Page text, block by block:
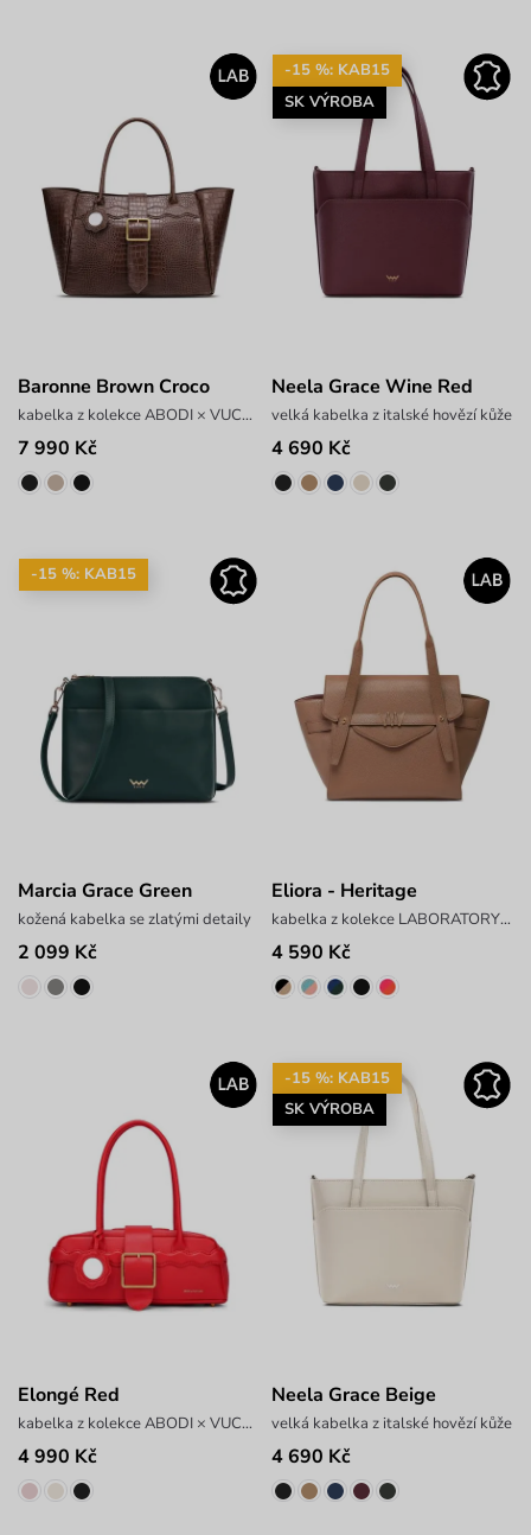
Baronne Brown Croco
kabelka z kolekce ABODI × VUCH LAB
7 990 Kč
-15 %: KAB15
SK VÝROBA
Neela Grace Wine Red
velká kabelka z italské hovězí kůže
4 690 Kč
-15 %: KAB15
Marcia Grace Green
kožená kabelka se zlatými detaily
2 099 Kč
Eliora - Heritage
kabelka z kolekce LABORATORY x ANTONIN SIMON
4 590 Kč
Elongé Red
kabelka z kolekce ABODI × VUCH LAB
4 990 Kč
-15 %: KAB15
SK VÝROBA
Neela Grace Beige
velká kabelka z italské hovězí kůže
4 690 Kč